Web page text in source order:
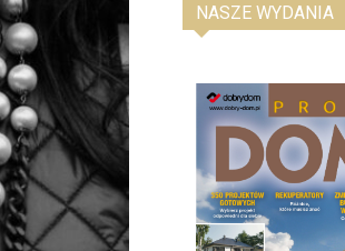
NASZE WYDANIA